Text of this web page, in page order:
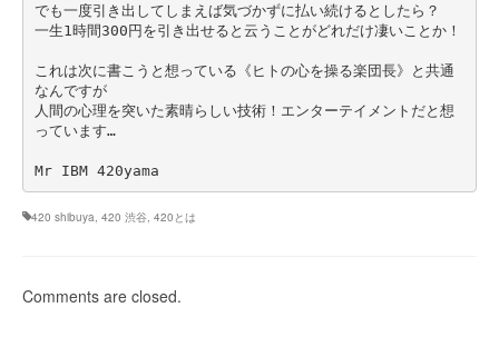
でも一度引き出してしまえば気づかずに払い続けるとしたら？
一生1時間300円を引き出せると云うことがどれだけ凄いことか！
これは次に書こうと想っている《ヒトの心を操る楽団長》と共通
なんですが
人間の心理を突いた素晴らしい技術！エンターテイメントだと想
っています…
Mr IBM 420yama
420 shibuya, 420 渋谷, 420とは
Comments are closed.